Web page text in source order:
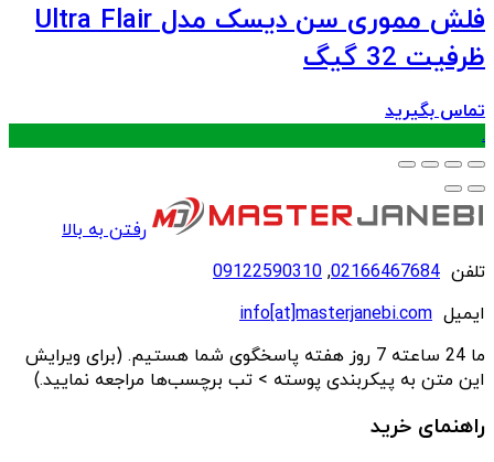
فلش مموری سن دیسک مدل Ultra Flair
ظرفیت 32 گیگ
تماس بگیرید
.
رفتن به بالا
تلفن 02166467684
,
09122590310
ایمیل info[at]masterjanebi.com
ما 24 ساعته 7 روز هفته پاسخگوی شما هستیم. (برای ویرایش
این متن به پیکربندی پوسته > تب برچسب‌ها مراجعه نمایید.)
راهنمای خرید